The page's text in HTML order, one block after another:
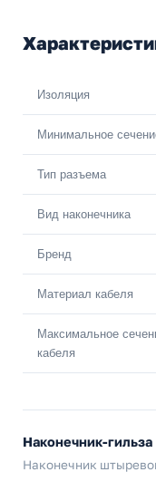
Изоляция
Минимальное
Тип разъема
Вид наконечника
Бренд
Материал кабеля
Максимальное
кабеля
Наконечник-
Наконечник